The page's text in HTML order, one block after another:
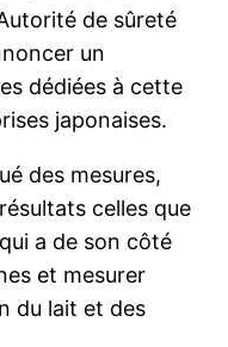
de sûreté
un
dédiées à cette
japonaises.
des mesures,
celles que
a de son côté
et mesurer
du lait et des